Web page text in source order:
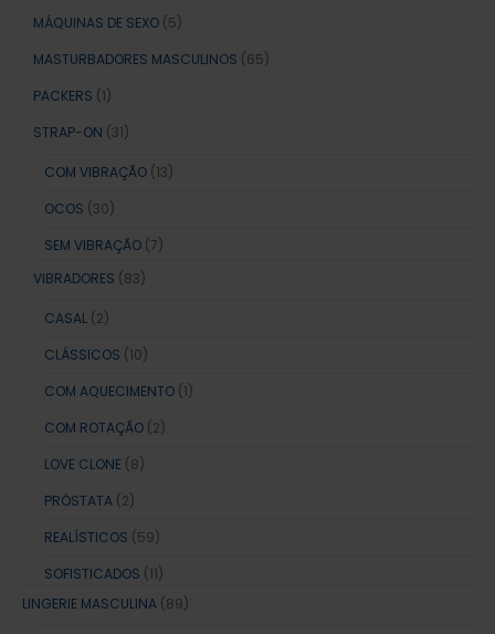
MÁQUINAS DE SEXO (5)
MASTURBADORES MASCULINOS (65)
PACKERS (1)
STRAP-ON (31)
COM VIBRAÇÃO (13)
OCOS (30)
SEM VIBRAÇÃO (7)
VIBRADORES (83)
CASAL (2)
CLÁSSICOS (10)
COM AQUECIMENTO (1)
COM ROTAÇÃO (2)
LOVE CLONE (8)
PRÓSTATA (2)
REALÍSTICOS (59)
SOFISTICADOS (11)
LINGERIE MASCULINA (89)